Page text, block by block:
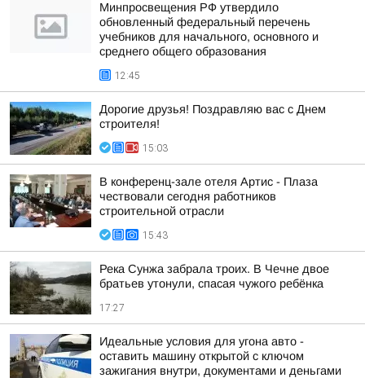
Минпросвещения РФ утвердило
обновленный федеральный перечень
учебников для начального, основного и
среднего общего образования
12:45
Дорогие друзья! Поздравляю вас с Днем
строителя!
15:03
В конференц-зале отеля Артис - Плаза
чествовали сегодня работников
строительной отрасли
15:43
Река Сунжа забрала троих. В Чечне двое
братьев утонули, спасая чужого ребёнка
17:27
Идеальные условия для угона авто -
оставить машину открытой с ключом
зажигания внутри, документами и деньгами